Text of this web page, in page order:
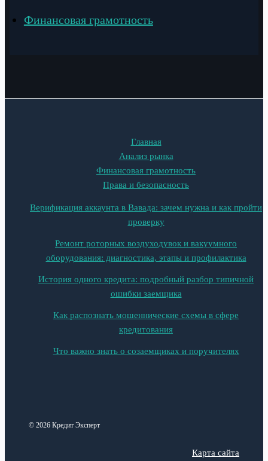
Финансовая грамотность
Главная
Анализ рынка
Финансовая грамотность
Права и безопасность
Верификация аккаунта в Вавада: зачем нужна и как пройти
проверку
Ремонт роторных воздуходувок и вакуумного
оборудования: диагностика, этапы и профилактика
История одного кредита: подробный разбор типичной
ошибки заемщика
Как распознать мошеннические схемы в сфере
кредитования
Что важно знать о созаемщиках и поручителях
© 2026 Кредит Эксперт
Карта сайта